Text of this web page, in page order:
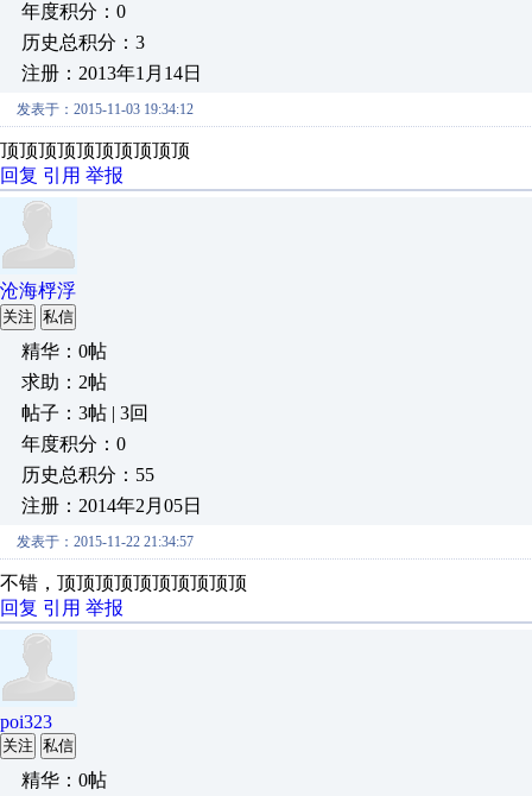
年度积分：0
历史总积分：3
注册：2013年1月14日
发表于：2015-11-03 19:34:12
顶顶顶顶顶顶顶顶顶顶
回复 引用 举报
沧海桴浮
关注 私信
精华：0帖
求助：2帖
帖子：3帖 | 3回
年度积分：0
历史总积分：55
注册：2014年2月05日
发表于：2015-11-22 21:34:57
不错，顶顶顶顶顶顶顶顶顶顶
回复 引用 举报
poi323
关注 私信
精华：0帖